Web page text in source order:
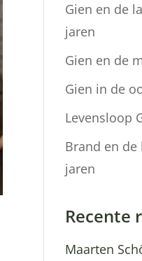
Gien en de
jaren
Gien en de
Gien in de
Levensloop
Brand en de
jaren
Recente
Maarten